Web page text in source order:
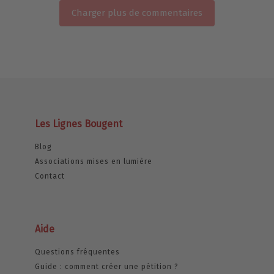
Charger plus de commentaires
Les Lignes Bougent
Blog
Associations mises en lumière
Contact
Aide
Questions fréquentes
Guide : comment créer une pétition ?